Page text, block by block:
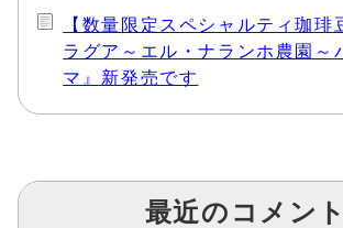
【数量限定スペシャルティ珈琲
ラグア～エル・ナランホ農園～
マ』新発売です
最近のコメント